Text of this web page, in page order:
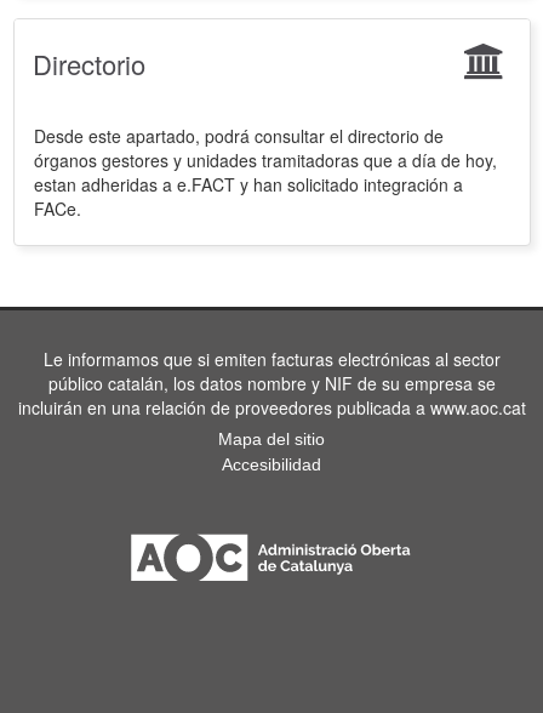
Directorio
Desde este apartado, podrá consultar el directorio de
órganos gestores y unidades tramitadoras que a día de hoy,
estan adheridas a e.FACT y han solicitado integración a
FACe.
Le informamos que si emiten facturas electrónicas al sector
público catalán, los datos nombre y NIF de su empresa se
incluirán en una relación de proveedores publicada a www.aoc.cat
Mapa del sitio
Accesibilidad